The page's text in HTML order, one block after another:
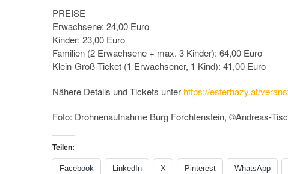
PREISE
Erwachsene: 24,00 Euro
Kinder: 23,00 Euro
Familien (2 Erwachsene + max. 3 Kinder): 64,00 Euro
Klein-Groß-Ticket (1 Erwachsener, 1 Kind): 41,00 Euro
Nähere Details und Tickets unter https://esterhazy.at/
Foto: Drohnenaufnahme Burg Forchtenstein, ©Andreas-
Teilen:
Facebook LinkedIn X Pinterest WhatsApp